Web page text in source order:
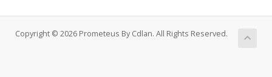
Copyright © 2026 Prometeus By Cdlan. All Rights Reserved.